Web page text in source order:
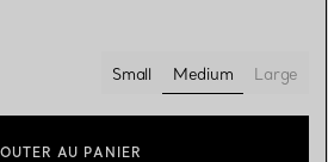
Small
Medium
sélectionnés
Large
AU PANIER